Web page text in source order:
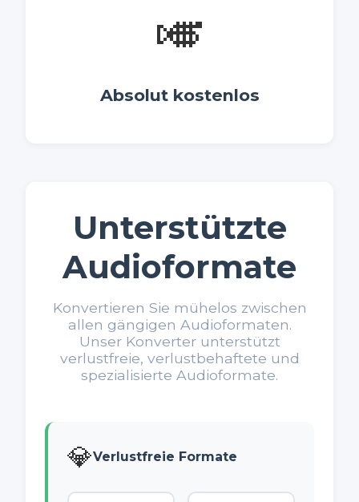
🎺
Absolut kostenlos
Unterstützte
Audioformate
Konvertieren Sie mühelos zwischen
allen gängigen Audioformaten.
Unser Konverter unterstützt
verlustfreie, verlustbehaftete und
spezialisierte Audioformate.
💎Verlustfreie Formate